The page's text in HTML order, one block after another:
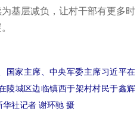
基层减负，让村干部有更多时
国家主席、中央军委主席习近平在
陵城区边临镇西于架村村民于鑫辉
社记者 谢环驰 摄